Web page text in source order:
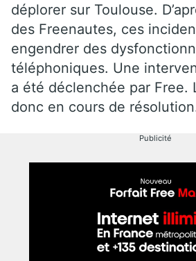
déplorer sur Toulouse.
des Freenautes, ces
engendrer des
téléphoniques. Une
a été déclenchée par Free.
donc en cours de
Publicité